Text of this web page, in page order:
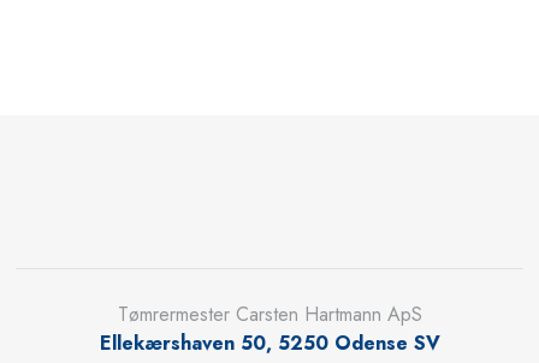
Tømrermester Carsten Hartmann ApS​
Ellekærshaven 50, 5250 Odense SV​